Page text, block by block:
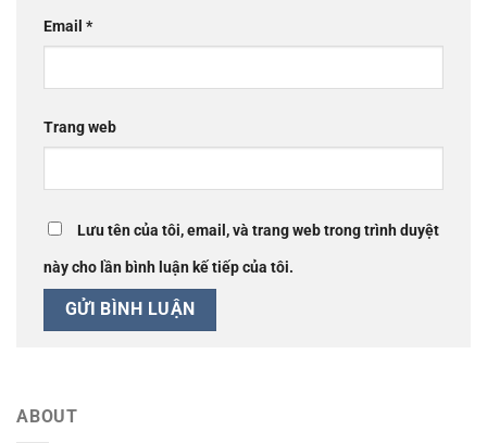
Email *
Trang web
Lưu tên của tôi, email, và trang web trong trình duyệt
này cho lần bình luận kế tiếp của tôi.
ABOUT